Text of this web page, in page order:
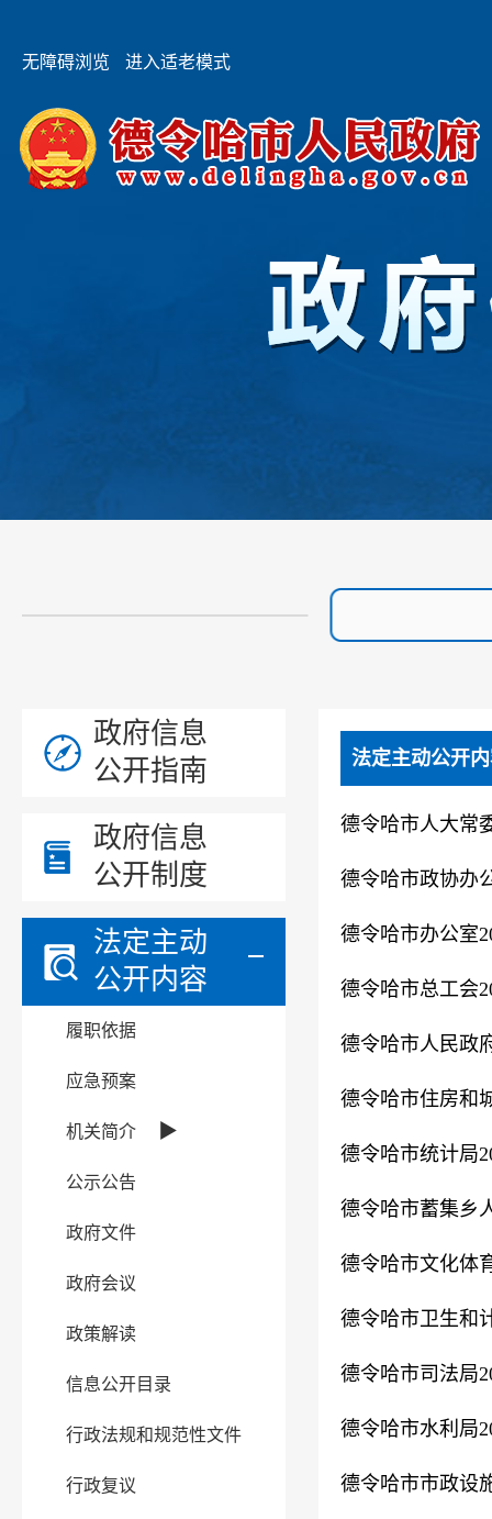
无障碍浏览 进入适老模式
政府信息
公开指南
政府信息
公开制度
法定主动
公开内容
履职依据
应急预案
机关简介 ▶
公示公告
政府文件
政府会议
政策解读
信息公开目录
行政法规和规范性文件
行政复议
法定主动公开
德令哈市人大常
德令哈市政协办
德令哈市办公室
德令哈市总工会
德令哈市人民政
德令哈市住房和
德令哈市统计局
德令哈市蓄集乡
德令哈市文化体
德令哈市卫生和
德令哈市司法局
德令哈市水利局
德令哈市市政设